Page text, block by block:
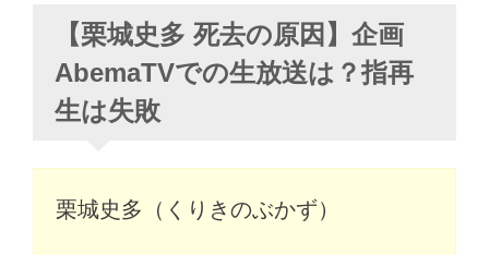
【栗城史多 死去の原因】企画
AbemaTVでの生放送は？指再
生は失敗
栗城史多（くりきのぶかず）